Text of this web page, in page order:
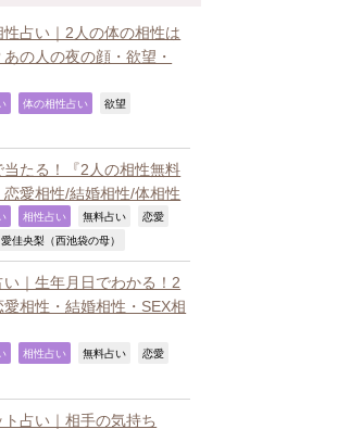
性占い｜2人の体の相性は
あの人の夜の顔・欲望・
体の相性占い 欲望
当たる！『2人の相性無料
恋愛相性/結婚相性/体相性
相性占い 無料占い 恋愛
愛佳央梨（西池袋の母）
い｜生年月日でわかる！2
愛相性・結婚相性・SEX相
相性占い 無料占い 恋愛
ト占い｜相手の気持ち